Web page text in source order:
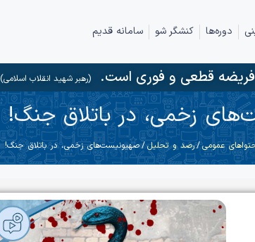
دوره‌ها کنشگر شو سامانه قدیم
فریضه قطعی و فوری است.(رهبر شهید انقلاب اسلامی)
زخمی، در باتلاق جنگ!
عمومی/رصد و تحلیل/ صهیونیست‌های زخمی، در باتلاق جنگ!